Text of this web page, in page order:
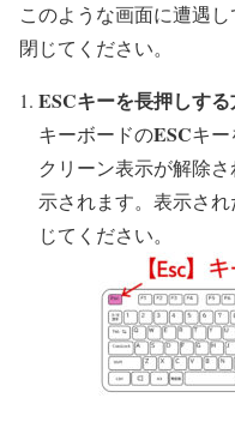
このような画面に遭遇
閉じてください。
ESCキーを長押しする
キーボードのESCキ
クリーン表示が解除
示されます。表示さ
じてください。